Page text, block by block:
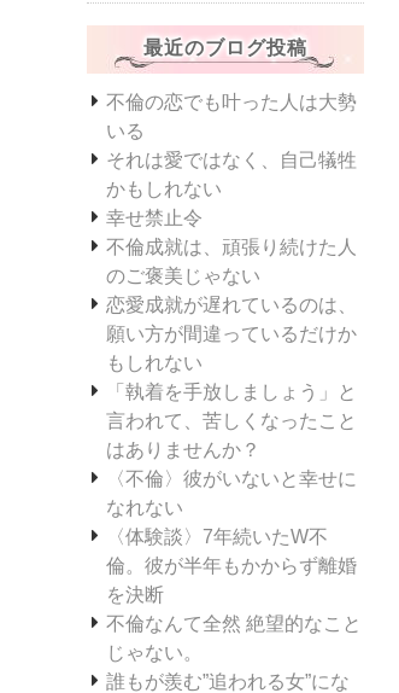
最近のブログ投稿
不倫の恋でも叶った人は大勢
いる
それは愛ではなく、自己犠牲
かもしれない
幸せ禁止令
不倫成就は、頑張り続けた人
のご褒美じゃない
恋愛成就が遅れているのは、
願い方が間違っているだけか
もしれない
「執着を手放しましょう」と
言われて、苦しくなったこと
はありませんか？
〈不倫〉彼がいないと幸せに
なれない
〈体験談〉7年続いたW不
倫。彼が半年もかからず離婚
を決断
不倫なんて全然 絶望的なこと
じゃない。
誰もが羨む”追われる女”にな